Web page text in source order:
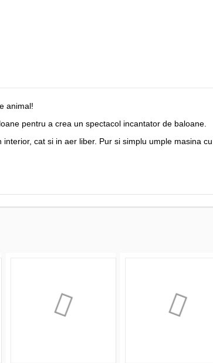
animal!
pentru a crea un spectacol incantator de baloane.
cat si in aer liber. Pur si simplu umple masina